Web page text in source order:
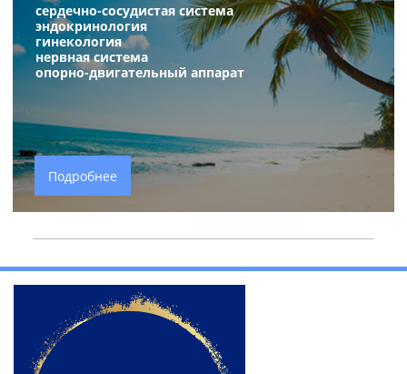
сердечно-сосудистая система
эндокринология
гинекология
нервная система
опорно-двигательный аппарат
Подробнее